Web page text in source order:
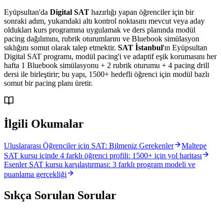
Eyüpsultan'da Digital SAT hazırlığı yapan öğrenciler için bir
sonraki adım, yukarıdaki altı kontrol noktasını mevcut veya aday
oldukları kurs programına uygulamak ve ders planında modül
pacing dağılımını, rubrik oturumlarını ve Bluebook simülasyon
sıklığını somut olarak talep etmektir. SAT İstanbul'ın Eyüpsultan
Digital SAT programı, modül pacing'i ve adaptif eşik korumasını her
hafta 1 Bluebook simülasyonu + 2 rubrik oturumu + 4 pacing drill
dersi ile birleştirir; bu yapı, 1500+ hedefli öğrenci için modül bazlı
somut bir pacing planı üretir.
İlgili Okumalar
Uluslararası Öğrenciler için SAT: Bilmeniz Gerekenler
Maltepe
SAT kursu içinde 4 farklı öğrenci profili: 1500+ için yol haritası
Esenler SAT kursu karşılaştırması: 3 farklı program modeli ve
puanlama gerçekliği
Sıkça Sorulan Sorular